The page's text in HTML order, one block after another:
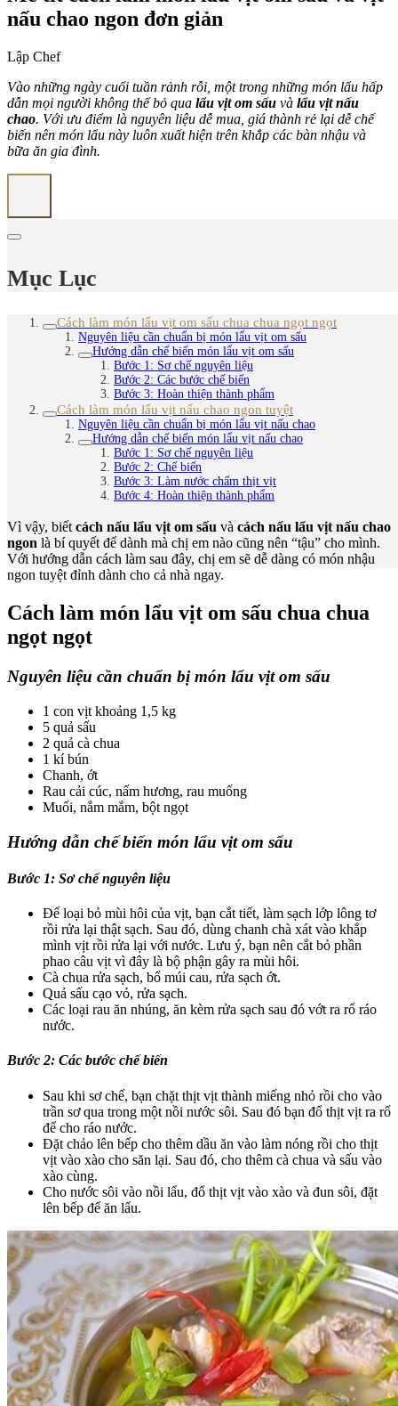
nấu chao ngon đơn giản
Lập Chef
Vào những ngày cuối tuần rảnh rỗi, một trong những món lẩu hấp
dẫn mọi người không thể bỏ qua lẩu vịt om sấu và lẩu vịt nấu
chao. Với ưu điểm là nguyên liệu dễ mua, giá thành rẻ lại dễ chế
biến nên món lẩu này luôn xuất hiện trên khắp các bàn nhậu và
bữa ăn gia đình.
Mục Lục
Cách làm món lẩu vịt om sấu chua chua ngọt ngọt
Nguyên liệu cần chuẩn bị món lẩu vịt om sấu
Hướng dẫn chế biến món lẩu vịt om sấu
Bước 1: Sơ chế nguyên liệu
Bước 2: Các bước chế biến
Bước 3: Hoàn thiện thành phẩm
Cách làm món lẩu vịt nấu chao ngon tuyệt
Nguyên liệu cần chuẩn bị món lẩu vịt nấu chao
Hướng dẫn chế biến món lẩu vịt nấu chao
Bước 1: Sơ chế nguyên liệu
Bước 2: Chế biến
Bước 3: Làm nước chấm thịt vịt
Bước 4: Hoàn thiện thành phẩm
Vì vậy, biết cách nấu lẩu vịt om sấu và cách nấu lẩu vịt nấu chao
ngon là bí quyết để dành mà chị em nào cũng nên “tậu” cho mình.
Với hướng dẫn cách làm sau đây, chị em sẽ dễ dàng có món nhậu
ngon tuyệt đỉnh dành cho cả nhà ngay.
Cách làm món lẩu vịt om sấu chua chua
ngọt ngọt
Nguyên liệu cần chuẩn bị món lẩu vịt om sấu
1 con vịt khoảng 1,5 kg
5 quả sấu
2 quả cà chua
1 kí bún
Chanh, ớt
Rau cải cúc, nấm hương, rau muống
Muối, nắm mắm, bột ngọt
Hướng dẫn chế biến món lẩu vịt om sấu
Bước 1: Sơ chế nguyên liệu
Để loại bỏ mùi hôi của vịt, bạn cắt tiết, làm sạch lớp lông tơ
rồi rửa lại thật sạch. Sau đó, dùng chanh chà xát vào khắp
mình vịt rồi rửa lại với nước. Lưu ý, bạn nên cắt bỏ phần
phao câu vịt vì đây là bộ phận gây ra mùi hôi.
Cà chua rửa sạch, bổ múi cau, rửa sạch ớt.
Quả sấu cạo vỏ, rửa sạch.
Các loại rau ăn nhúng, ăn kèm rửa sạch sau đó vớt ra rổ ráo
nước.
Bước 2: Các bước chế biến
Sau khi sơ chế, bạn chặt thịt vịt thành miếng nhỏ rồi cho vào
trần sơ qua trong một nồi nước sôi. Sau đó bạn đổ thịt vịt ra rổ
để cho ráo nước.
Đặt chảo lên bếp cho thêm dầu ăn vào làm nóng rồi cho thịt
vịt vào xào cho săn lại. Sau đó, cho thêm cà chua và sấu vào
xào cùng.
Cho nước sôi vào nồi lẩu, đổ thịt vịt vào xào và đun sôi, đặt
lên bếp để ăn lẩu.